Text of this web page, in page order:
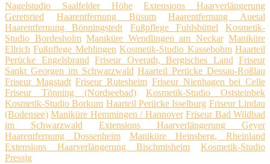
Nagelstudio Saalfelder Höhe
Extensions Haarverlängerung
Geretsried
Haarentfernung Büsum
Haarentfernung Auetal
Haarentfernung Bönningstedt
Fußpflege Fuhlsbüttel
Kosmetik-
Studio Bordesholm Maniküre Wendlingen am Neckar Maniküre
Ellrich Fußpflege Mehlingen Kosmetik-Studio Kassebohm Haarteil
Perücke Engelsbrand Friseur Overath, Bergisches Land Friseur
Sankt Georgen im Schwarzwald Haarteil Perücke Dessau-Roßlau
Friseur Magstadt Friseur Rutesheim Friseur Nienhagen bei Celle
Friseur Tönning (Nordseebad)
Kosmetik-Studio Oststeinbek
Kosmetik-Studio Borkum Haarteil Perücke Isselburg Friseur Lindau
(Bodensee) Maniküre Hemmingen / Hannover Friseur Bad Wildbad
im Schwarzwald
Extensions Haarverlängerung Geyer
Haarentfernung Dossenheim
Maniküre Heinsberg, Rheinland
Extensions Haarverlängerung Bischmisheim
Kosmetik-Studio
Pressig